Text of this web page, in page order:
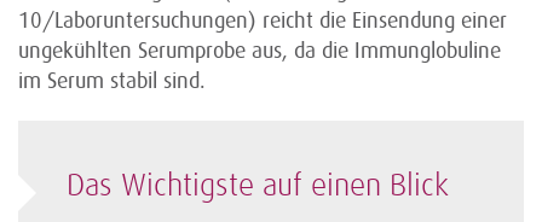
10/Laboruntersuchungen) reicht die Einsendung einer
ungekühlten Serumprobe aus, da die Immunglobuline
im Serum stabil sind.
Das Wichtigste auf einen Blick